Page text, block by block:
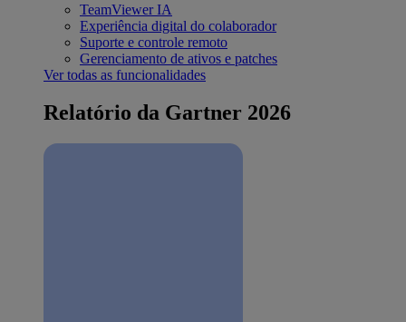
TeamViewer IA
Experiência digital do colaborador
Suporte e controle remoto
Gerenciamento de ativos e patches
Ver todas as funcionalidades
Relatório da Gartner 2026